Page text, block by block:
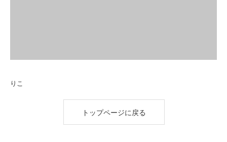
りこ
トップページに戻る